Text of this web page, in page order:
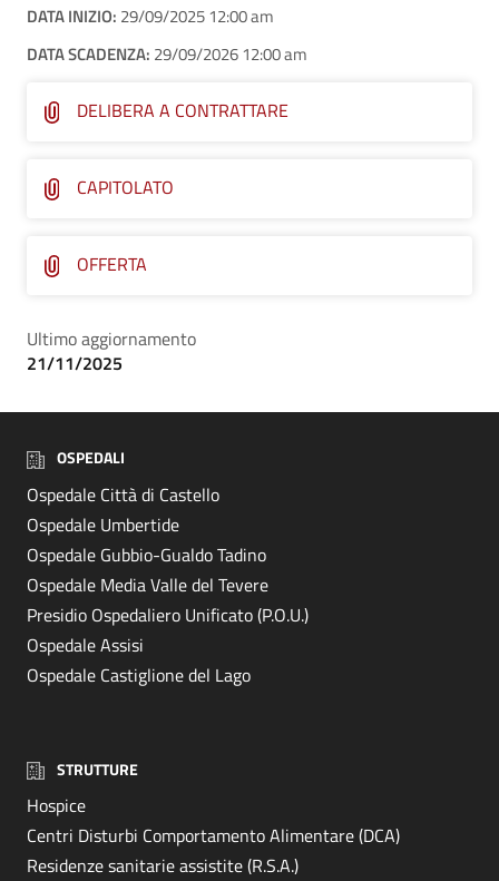
DATA INIZIO: 29/09/2025 12:00 am
DATA SCADENZA: 29/09/2026 12:00 am
DELIBERA A CONTRATTARE
CAPITOLATO
OFFERTA
Ultimo aggiornamento
21/11/2025
OSPEDALI
Ospedale Città di Castello
Ospedale Umbertide
Ospedale Gubbio-Gualdo Tadino
Ospedale Media Valle del Tevere
Presidio Ospedaliero Unificato (P.O.U.)
Ospedale Assisi
Ospedale Castiglione del Lago
STRUTTURE
Hospice
Centri Disturbi Comportamento Alimentare (DCA)
Residenze sanitarie assistite (R.S.A.)